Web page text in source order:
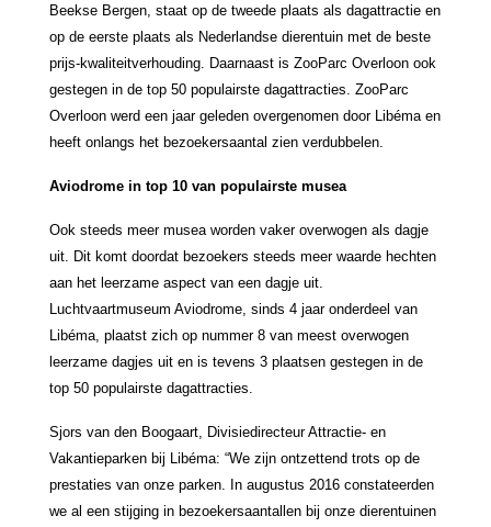
Beekse Bergen, staat op de tweede plaats als dagattractie en
op de eerste plaats als Nederlandse dierentuin met de beste
prijs-kwaliteitverhouding. Daarnaast is ZooParc Overloon ook
gestegen in de top 50 populairste dagattracties. ZooParc
Overloon werd een jaar geleden overgenomen door Libéma en
heeft onlangs het bezoekersaantal zien verdubbelen.
Aviodrome in top 10 van populairste musea
Ook steeds meer musea worden vaker overwogen als dagje
uit. Dit komt doordat bezoekers steeds meer waarde hechten
aan het leerzame aspect van een dagje uit.
Luchtvaartmuseum Aviodrome, sinds 4 jaar onderdeel van
Libéma, plaatst zich op nummer 8 van meest overwogen
leerzame dagjes uit en is tevens 3 plaatsen gestegen in de
top 50 populairste dagattracties.
Sjors van den Boogaart, Divisiedirecteur Attractie- en
Vakantieparken bij Libéma: “We zijn ontzettend trots op de
prestaties van onze parken. In augustus 2016 constateerden
we al een stijging in bezoekersaantallen bij onze dierentuinen